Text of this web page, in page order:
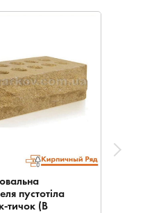
пустотіла
тичок (В